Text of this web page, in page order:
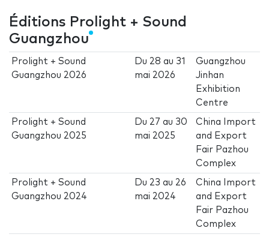
Éditions Prolight + Sound
Guangzhou
Prolight + Sound
Guangzhou 2026
Du 28 au 31
mai 2026
Guangzhou
Jinhan
Exhibition
Centre
Prolight + Sound
Guangzhou 2025
Du 27 au 30
mai 2025
China Import
and Export
Fair Pazhou
Complex
Prolight + Sound
Guangzhou 2024
Du 23 au 26
mai 2024
China Import
and Export
Fair Pazhou
Complex